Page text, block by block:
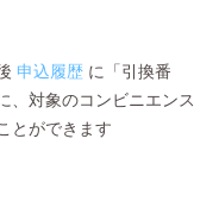
申込履歴 に「引換番
、対象のコンビニエンス
とができます